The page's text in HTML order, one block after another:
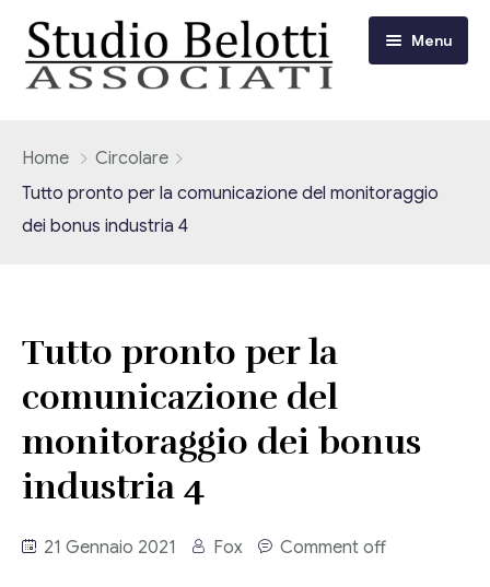
Menu
I nostri servizi
Adempimenti Dichiarativi e Fiscali
Contrattualistica Varia
Consulenza Societaria
Consulenza del Lavoro
Corsi FAD
Video/Tv
Home
Circolare
Tutto pronto per la comunicazione del monitoraggio
dei bonus industria 4
Tutto pronto per la
comunicazione del
monitoraggio dei bonus
industria 4
21 Gennaio 2021 Fox Comment off